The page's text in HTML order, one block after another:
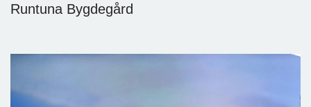
Runtuna Bygdegård